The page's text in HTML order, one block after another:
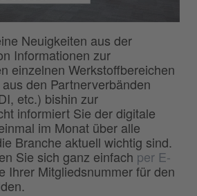
Neuigkeiten aus der
Informationen zur
einzelnen Werkstoffbereichen
den Partnerverbänden
etc.) bishin zur
informiert Sie der digitale
im Monat über alle
Branche aktuell wichtig sind.
Sie sich ganz einfach per E-
Ihrer Mitgliedsnummer für den